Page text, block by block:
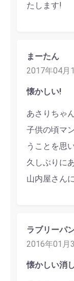
たします!
まーたん
2017年04月
懐かしい!
あさりちゃ
子供の頃マ
うことを思
久しぶりに
山内屋さん
ラブリーパ
2016年01月
懐かしい消